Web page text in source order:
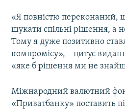
«Я повністю переконаний,
шукати спільні рішення, а
Тому я дуже позитивно
компромісу», – цитує
«яке б рішення ми не
Міжнародний валютний
«Приватбанку» поставить